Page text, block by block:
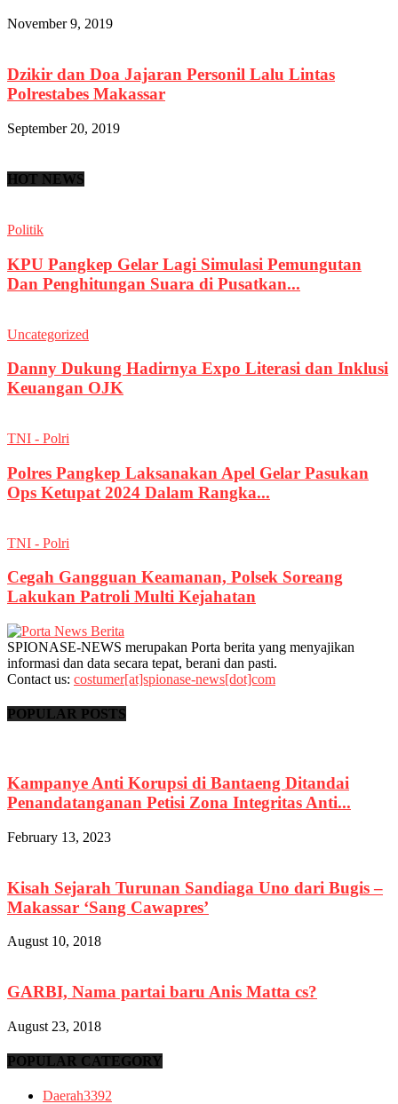
November 9, 2019
Dzikir dan Doa Jajaran Personil Lalu Lintas
Polrestabes Makassar
September 20, 2019
HOT NEWS
Politik
KPU Pangkep Gelar Lagi Simulasi Pemungutan
Dan Penghitungan Suara di Pusatkan...
Uncategorized
Danny Dukung Hadirnya Expo Literasi dan Inklusi
Keuangan OJK
TNI - Polri
Polres Pangkep Laksanakan Apel Gelar Pasukan
Ops Ketupat 2024 Dalam Rangka...
TNI - Polri
Cegah Gangguan Keamanan, Polsek Soreang
Lakukan Patroli Multi Kejahatan
SPIONASE-NEWS merupakan Porta berita yang menyajikan
informasi dan data secara tepat, berani dan pasti.
Contact us: costumer[at]spionase-news[dot]com
POPULAR POSTS
Kampanye Anti Korupsi di Bantaeng Ditandai
Penandatanganan Petisi Zona Integritas Anti...
February 13, 2023
Kisah Sejarah Turunan Sandiaga Uno dari Bugis –
Makassar ‘Sang Cawapres’
August 10, 2018
GARBI, Nama partai baru Anis Matta cs?
August 23, 2018
POPULAR CATEGORY
Daerah3392